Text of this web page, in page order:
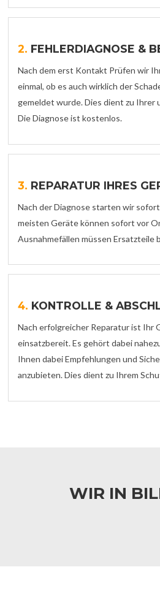
2. FEHLERDIAGNOSE &
Nach dem erst Kontakt Prüfen wir
einmal, ob es auch wirklich der
gemeldet wurde. Dies dient zu Ihrer
Die Diagnose ist kostenlos.
3. REPARATUR IHRES
Nach der Diagnose starten wir
meisten Geräte können sofort vor
Ausnahmefällen müssen Ersatzteile
4. KONTROLLE &
Nach erfolgreicher Reparatur ist Ihr
einsatzbereit. Es gehört dabei
Ihnen dabei Empfehlungen und
anzubieten. Dies dient zu Ihrem
WIR IN